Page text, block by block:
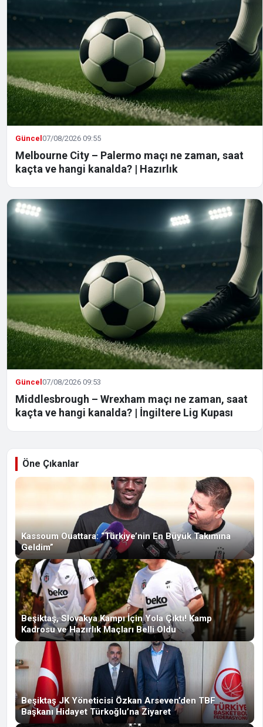
Güncel07/08/2026 09:55
Melbourne City – Palermo maçı ne zaman, saat
kaçta ve hangi kanalda? | Hazırlık
Güncel07/08/2026 09:53
Middlesbrough – Wrexham maçı ne zaman, saat
kaçta ve hangi kanalda? | İngiltere Lig Kupası
Öne Çıkanlar
Kassoum Ouattara: “Türkiye’nin En Büyük Takımına
Geldim”
Beşiktaş, Slovakya Kampı İçin Yola Çıktı! Kamp
Kadrosu ve Hazırlık Maçları Belli Oldu
Beşiktaş JK Yöneticisi Özkan Arseven’den TBF
Başkanı Hidayet Türkoğlu’na Ziyaret